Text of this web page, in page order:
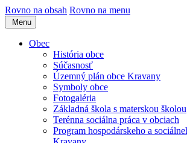
Rovno na obsah Rovno na menu
Menu
Obec
História obce
Súčasnosť
Územný plán obce Kravany
Symboly obce
Fotogaléria
Základná škola s materskou školou
Terénna sociálna práca v obciach
Program hospodárskeho a